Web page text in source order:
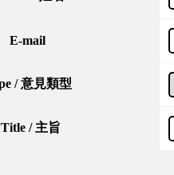
E-mail
/ 意見類型
Title / 主旨